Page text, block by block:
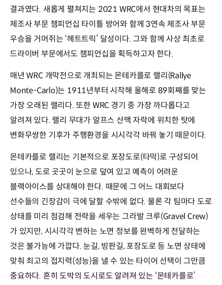
결과였다. 새롭게 펼쳐지는 2021 WRC에서 현대차의 목표는
제조사 부문 챔피언십 타이틀 방어와 함께 3연속 제조사 부문
우승을 거머쥐는 ‘헤트트릭’ 달성이다. 그와 함께 사상 최초로
드라이버 부문에서도 챔피언십을 획득하고자 한다.
매년 WRC 개막전으로 개최되는 몬테카를로 랠리(Rallye
Monte-Carlo)는 1911년부터 시작해 올해로 89회째를 맞는
가장 오래된 랠리다. 또한 WRC 경기 중 가장 까다롭다고
알려져 있다. 랠리 무대가 알프스 산맥 자락에 위치한 탓에
변화무쌍한 기후가 주행환경을 시시각각 바꿔 놓기 때문이다.
몬테카를로 랠리는 기본적으로 포장도로(타막)로 구성되어
있으나, 도로 곳곳이 눈으로 덮여 있고 예측이 어려운
블랙아이스를 상대해야 한다. 때문에 그 어느 대회보다
선수들의 긴장감이 극에 달할 수밖에 없다. 물론 각 팀마다 도로
상태를 미리 점검해 전략을 세우는 그라발 크루(Gravel Crew)
가 있지만, 시시각각 변하는 노면 정보를 완벽하게 전달하는
것은 불가능에 가깝다. 눈길, 빙판길, 포장도로 등 노면 상태에
맞춰 최고의 접지력(성능)을 낼 수 있는 타이어 선택이 그만큼
중요하다. 흔히 도박의 도시로도 알려져 있는 ‘몬테카를로’